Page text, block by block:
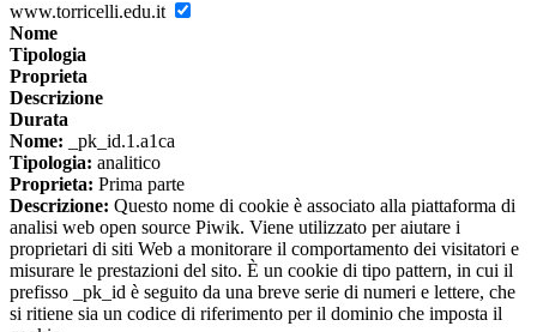
www.torricelli.edu.it
Nome
Tipologia
Proprieta
Descrizione
Durata
Nome: _pk_id.1.a1ca
Tipologia: analitico
Proprieta: Prima parte
Descrizione: Questo nome di cookie è associato alla piattaforma di
analisi web open source Piwik. Viene utilizzato per aiutare i
proprietari di siti Web a monitorare il comportamento dei visitatori e
misurare le prestazioni del sito. È un cookie di tipo pattern, in cui il
prefisso _pk_id è seguito da una breve serie di numeri e lettere, che
si ritiene sia un codice di riferimento per il dominio che imposta il